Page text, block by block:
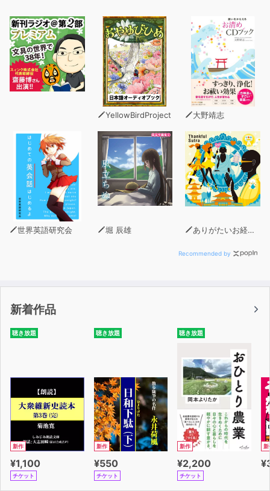
YellowBirdProject 大野靖志
世界英語研究会 堀 辰雄 ありがたいお経製作委員会
Recommended by
新着作品
聴き放題
新作
¥1,100
チケット
聴き放題
新作
¥550
チケット
聴き放題
新作
¥2,200
チケット
新